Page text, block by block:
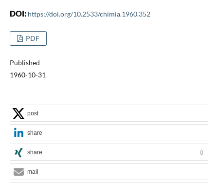
DOI: https://doi.org/10.2533/chimia.1960.352
PDF
Published
1960-10-31
post
share
share 0
mail